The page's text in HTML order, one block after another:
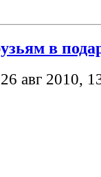
в
авг 2010,